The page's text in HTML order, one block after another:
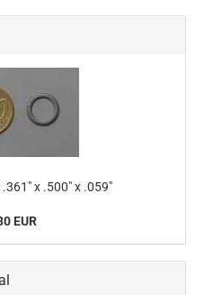
x .500" x .059"
EUR